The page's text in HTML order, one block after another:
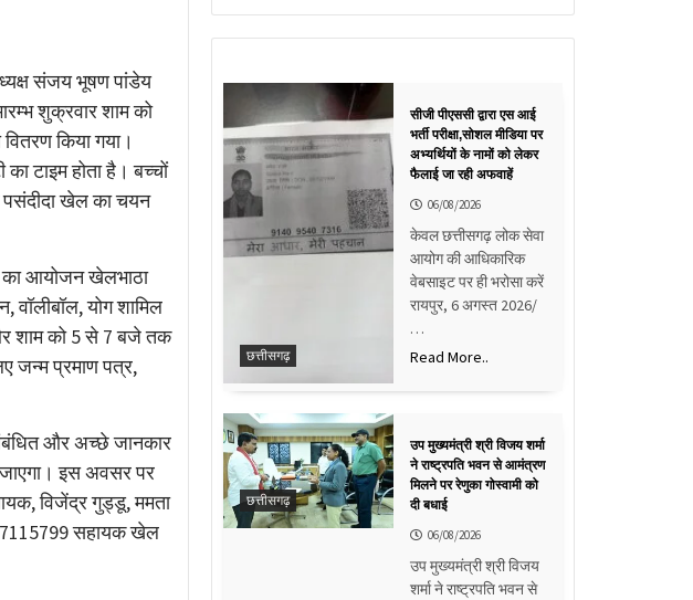
संजय भूषण पांडेय
शुक्रवार शाम को
किया गया।
टाइम होता है। बच्चों
खेल का चयन
का आयोजन खेलभाठा
योग शामिल
शाम को 5 से 7 बजे तक
जन्म प्रमाण पत्र,
और अच्छे जानकार
जाएगा। इस अवसर पर
विजेंद्र गुड्डू, ममता
सहायक खेल
छत्तीसगढ़
सीजी पीएससी द्वारा एस आई
भर्ती परीक्षा,सोशल मीडिया पर
अभ्यर्थियों के नामों को लेकर
फैलाई जा रही अफवाहें
06/08/2026
केवल छत्तीसगढ़ लोक सेवा
आयोग की आधिकारिक
वेबसाइट पर ही भरोसा करें
रायपुर, 6 अगस्त 2026/
…
Read More..
छत्तीसगढ़
उप मुख्यमंत्री श्री विजय शर्मा
ने राष्ट्रपति भवन से आमंत्रण
मिलने पर रेणुका गोस्वामी को
दी बधाई
06/08/2026
उप मुख्यमंत्री श्री विजय
शर्मा ने राष्ट्रपति भवन से